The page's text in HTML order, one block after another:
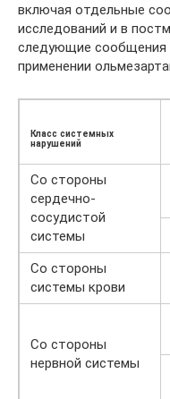
включая отдельные
исследований и в
следующие сообщения
применении
Класс системных
нарушений
Со стороны
сердечно-
сосудистой
системы
Со стороны
системы крови
Со стороны
нервной системы